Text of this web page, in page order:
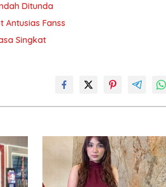
Ditunda
Antusias Fanss
Singkat